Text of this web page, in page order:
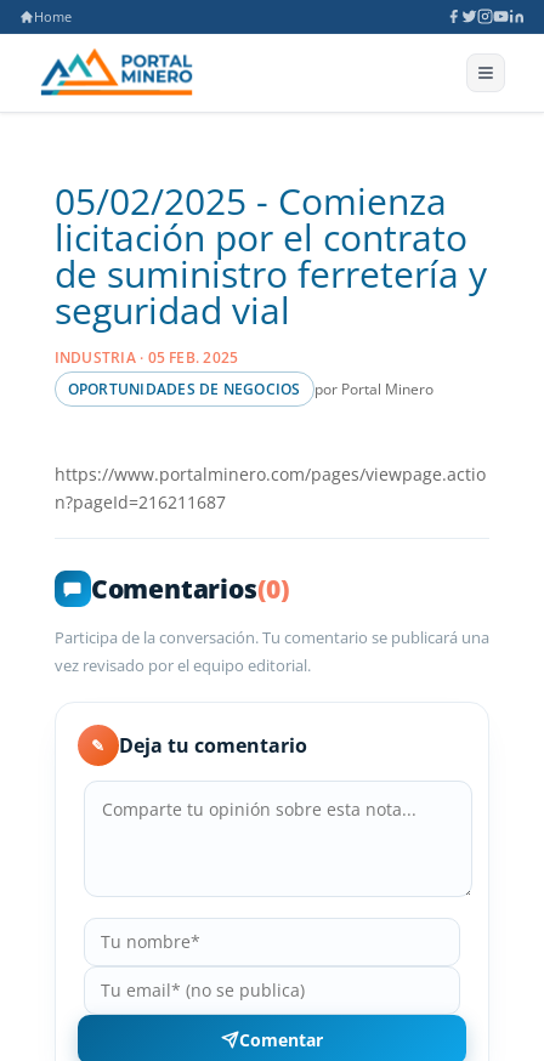
Home
05/02/2025 - Comienza
licitación por el contrato
de suministro ferretería y
seguridad vial
INDUSTRIA · 05 FEB. 2025
OPORTUNIDADES DE NEGOCIOS
por Portal Minero
https://www.portalminero.com/pages/viewpage.actio
n?pageId=216211687
Comentarios(0)
Participa de la conversación. Tu comentario se publicará una
vez revisado por el equipo editorial.
✎ Deja tu comentario
Comentar